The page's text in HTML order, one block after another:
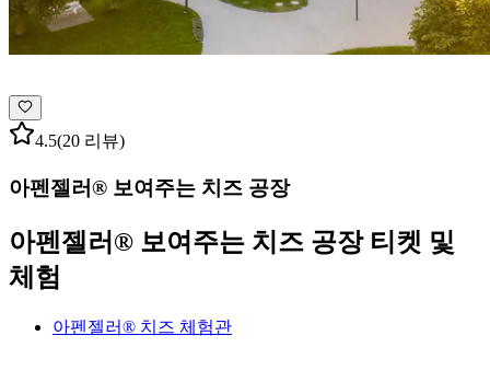
4.5(20 리뷰)
아펜젤러® 보여주는 치즈 공장
아펜젤러® 보여주는 치즈 공장 티켓 및
체험
아펜젤러® 치즈 체험관